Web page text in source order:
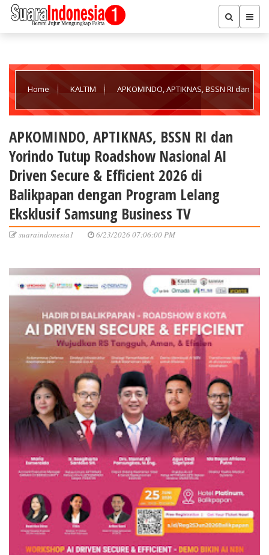
Home KALTIM APKOMINDO, APTIKNAS, BSSN RI dan
2026 di Balikpapan dengan Program Lelang Eksklusif Samsung
Business TV
APKOMINDO, APTIKNAS, BSSN RI dan
Yorindo Tutup Roadshow Nasional AI
Driven Secure & Efficient 2026 di
Balikpapan dengan Program Lelang
Eksklusif Samsung Business TV
suaraindonesia1 6/23/2026 07:06:00 PM